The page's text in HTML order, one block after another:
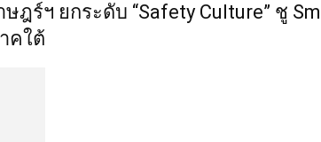
ฎร์ฯ ยกระดับ “Safety Culture” ชู
คใต้